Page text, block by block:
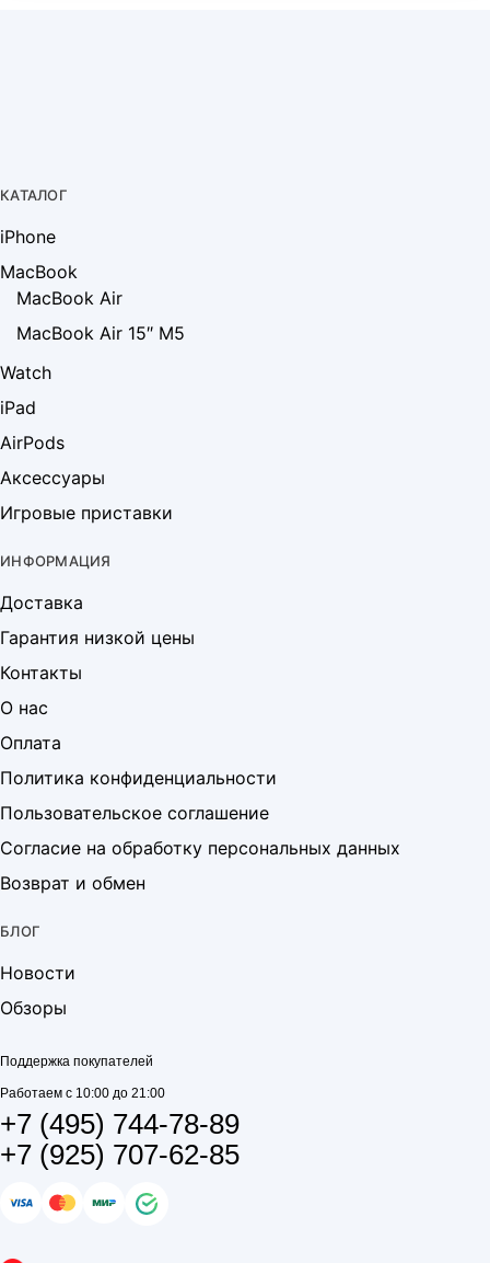
КАТАЛОГ
iPhone
MacBook
MacBook Air
MacBook Air 15″ M5
Watch
iPad
AirPods
Аксессуары
Игровые приставки
ИНФОРМАЦИЯ
Доставка
Гарантия низкой цены
Контакты
О нас
Оплата
Политика конфиденциальности
Пользовательское соглашение
Согласие на обработку персональных данных
Возврат и обмен
БЛОГ
Новости
Обзоры
Поддержка покупателей
Работаем с 10:00 до 21:00
+7 (495) 744-78-89
+7 (925) 707-62-85